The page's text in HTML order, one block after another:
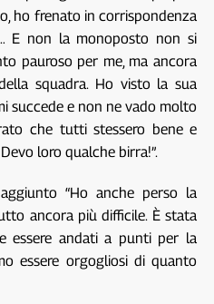
ho frenato in corrispondenza
E non la monoposto non si
pauroso per me, ma ancora
squadra. Ho visto la sua
succede e non ne vado molto
che tutti stessero bene e
loro qualche birra!”.
“Ho anche perso la
ancora più difficile. È stata
essere andati a punti per la
essere orgogliosi di quanto